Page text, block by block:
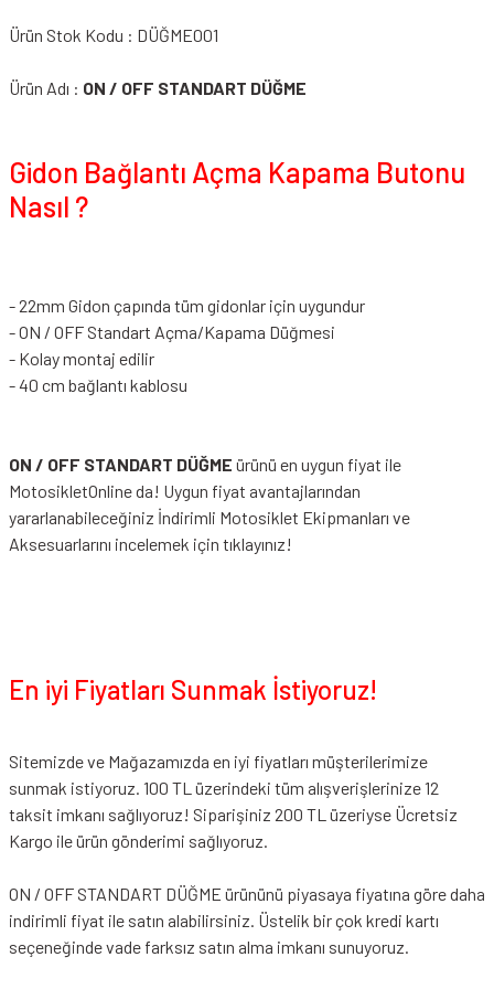
Ürün Stok Kodu : DÜĞME001
Ürün Adı : ON / OFF STANDART DÜĞME
Gidon Bağlantı Açma Kapama Butonu
Nasıl ?
- 22mm Gidon çapında tüm gidonlar için uygundur
- ON / OFF Standart Açma/Kapama Düğmesi
- Kolay montaj edilir
- 40 cm bağlantı kablosu
ON / OFF STANDART DÜĞME ürünü en uygun fiyat ile
MotosikletOnline da! Uygun fiyat avantajlarından
yararlanabileceğiniz İndirimli Motosiklet Ekipmanları ve
Aksesuarlarını incelemek için tıklayınız!
En iyi Fiyatları Sunmak İstiyoruz!
Sitemizde ve Mağazamızda en iyi fiyatları müşterilerimize
sunmak istiyoruz. 100 TL üzerindeki tüm alışverişlerinize 12
taksit imkanı sağlıyoruz! Siparişiniz 200 TL üzeriyse Ücretsiz
Kargo ile ürün gönderimi sağlıyoruz.
ON / OFF STANDART DÜĞME ürününü piyasaya fiyatına göre daha
indirimli fiyat ile satın alabilirsiniz. Üstelik bir çok kredi kartı
seçeneğinde vade farksız satın alma imkanı sunuyoruz.
Smk Kask Vizör &
Suomy Vizör &
Aksesuarları
Zeus Kask Vizör &
Aksesuar